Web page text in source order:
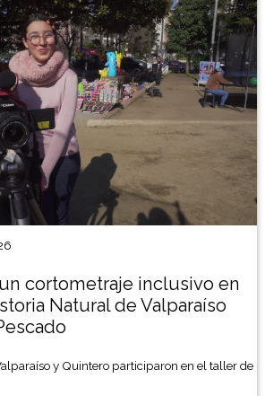
cortometraje inclusivo en
Natural de Valparaíso
y Quintero participaron en el taller de